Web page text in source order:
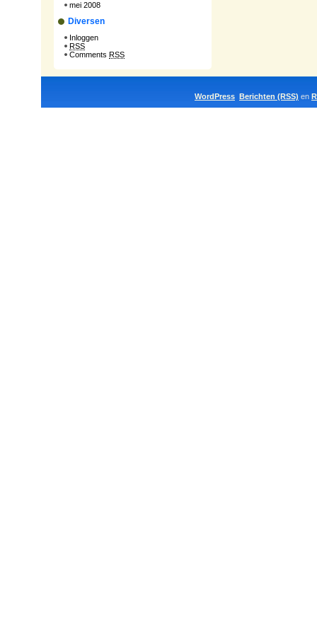
mei 2008
Diversen
Inloggen
RSS
Comments RSS
WordPress Berichten (RSS) en